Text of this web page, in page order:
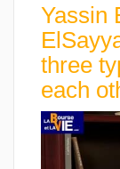
Yassin
three
each